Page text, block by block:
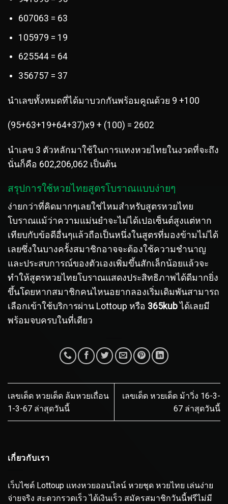
607063 = 63
105979 = 19
625544 = 64
356757 = 37
นำเลขทั้งหมดที่ได้มาบวกกันพร้อมคูณด้วย 9 +100
(95+63+19+64+37)x9 + (100) = 2602
นำเลข 3 ตัวหลักมาใช้ในการแทงหวยไทยในงวดที่จะถึง
นั่นก็คือ 602,206,062 เป็นต้น
สรุปการใช้หวยไทยสูตรโบราณแบบง่ายๆ
ง่ายกว่าที่คิดมากๆเลยใช่ไหมสำหรับสูตรหวยไทย
โบราณแม้ว่าความแม่นยำจะไม่ได้เปอเซ็นต์สูงแต่หาก
เทียบกับข้อดีอื่นๆแล้วถือเป็นหนึ่งในสูตรที่มองข้ามไม่ได้
เลยซึ่งในบางครั้งสมาชิกอาจจะต้องใช้ความชำนาญ
และประสบการณ์ของตัวเองเพิ่มขึ้นสักเล็กน้อยแล้วจะ
ทำให้สูตรหวยไทยโบราณแสดงประสิทธิภาพได้ดีมากยิ่ง
ขึ้นโดยหากสมาชิกคนไหนอยากลองเริ่มเดิมพันสามารถ
เลือกเข้าใช้บริการผ่าน Lottoup หรือ 365kubได้เลยมี
พร้อมจบครบในที่เดียว
เลขเด็ด หวยเด็ด ล้มหวยเถื่อน
1-3-67 ล่าสุดวันนี้
เลขเด็ด หวยเด็ด ม้าวิ่ง 16-3-
67 ล่าสุดวันนี้
เกี่ยวกับเรา
เว็บไซต์ Lottoup แทงหวยออนไลน์ หวยชุด หวยไทย เล่นง่าย
จ่ายจริง สะดวกรวดเร็ว ได้เงินเร็ว สมัครสมาชิกวันนี้ฟรีไม่มี